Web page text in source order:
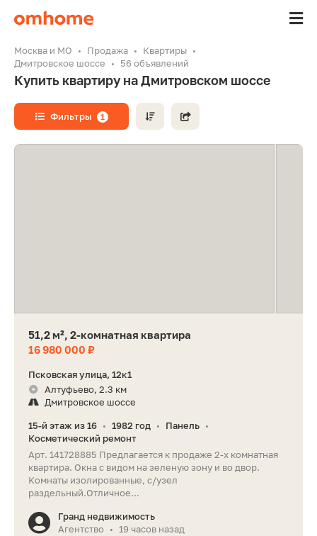
Москва и МО Продажа
Квартиры
Дмитровское шоссе
56 объявлений
Купить квартиру на Дмитровском шоссе
Фильтры 1
51,2 м², 2-комнатная квартира
16 980 000 ₽
Псковская улица, 12к1
Алтуфьево, 2.3 км
Дмитровское шоссе
15-й этаж из 16 • 1982 год • Панель •
Косметический ремонт
Арт. 141728885 Предлагается к продаже 2-х комнатная
квартира. Окна с видом на зеленую зону и во двор.
Комнаты изолированные, с/узел
раздельный.Отличное...
Гранд недвижимость
Агентство
• 19 часов назад